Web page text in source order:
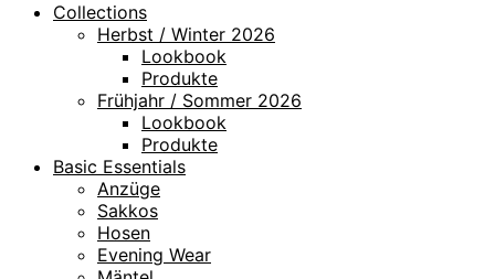
Collections
Herbst / Winter 2026
Lookbook
Produkte
Frühjahr / Sommer 2026
Lookbook
Produkte
Basic Essentials
Anzüge
Sakkos
Hosen
Evening Wear